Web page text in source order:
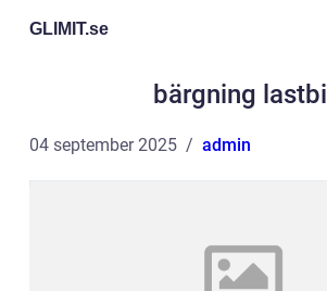
GLIMIT.se
bärgning lastbil
04 september 2025 admin